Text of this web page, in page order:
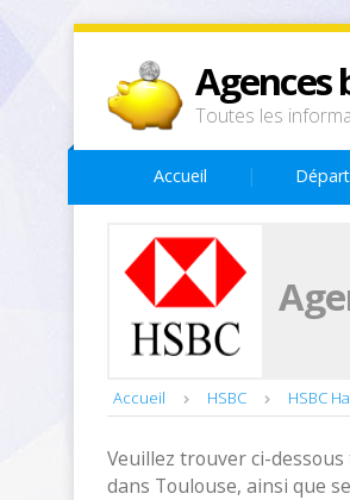
Agences
Toutes les
Accueil
Accueil HSBC HSBC
Veuillez trouver ci-
dans Toulouse, ainsi que